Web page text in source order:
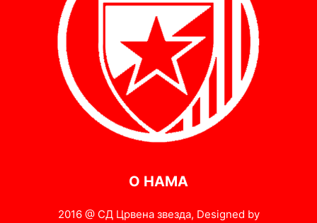
О НАМА
2016 @ СД Црвена звезда, Designed by